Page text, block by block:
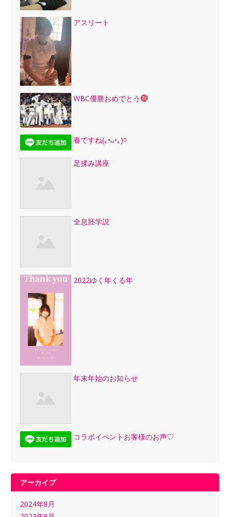
アスリート
WBC優勝おめでとう
春ですね(｡•ᴗ•｡)♡
足揉み講座
全息胚学説
2022ゆく年くる年
年末年始のお知らせ
コラボイベントお客様のお声♡
アーカイブ
2024年8月